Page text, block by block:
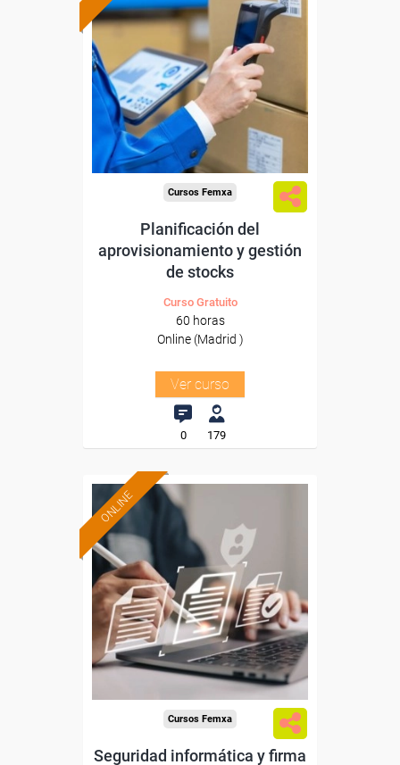
Formación 100%
subvencionada.
Para desempleados,
trabajadores y autónomos
de Madrid.
Para todos los sectores.
Cursos Femxa
Planificación del
aprovisionamiento y gestión
de stocks
Curso Gratuito
60 horas
Online (Madrid )
Ver curso
0 179
ONLINE
Formación 100%
subvencionada.
Para desempleados,
trabajadores y autónomos
de Madrid.
Para todos los sectores.
Cursos Femxa
Seguridad informática y firma